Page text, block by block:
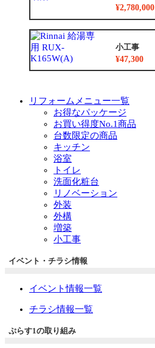
¥2,780,000
小工事
¥47,300
リフォームメニュー一覧
お得なパッケージ
お買い得度No.1商品
台数限定の商品
キッチン
浴室
トイレ
洗面化粧台
リノベーション
外装
外構
増築
小工事
イベント・チラシ情報
イベント情報一覧
チラシ情報一覧
ぷらす1の取り組み